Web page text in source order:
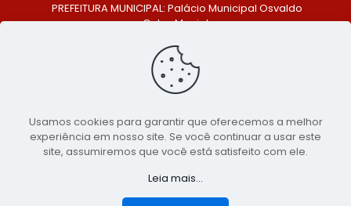
PREFEITURA MUNICIPAL: Palácio Municipal Osvaldo
Celso Maciel
Centro, São Bento do Una - PE. CEP: 553370-128
TELEFONE: (81) 99548-1569
E-MAIL: ouvidoria@saobentodouna.pe.gov.br
Copyright 2021-2026 - Assessoria de Comunicação da
Prefeitura de São Bento do Una - PE
publicidadeLumusWeb - Agência Digital
Usamos cookies para garantir que oferecemos a melhor
experiência em nosso site. Se você continuar a usar este
site, assumiremos que você está satisfeito com ele.
Leia mais...